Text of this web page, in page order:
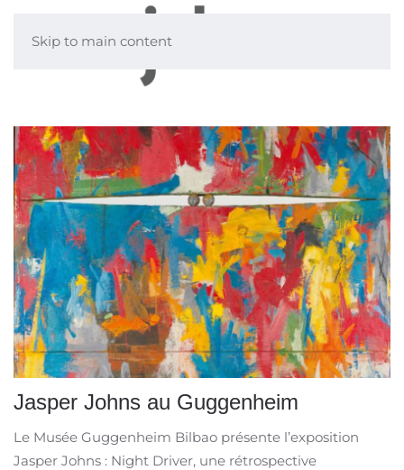
Skip to main content
Jasper Johns au Guggenheim
Le Musée Guggenheim Bilbao présente l’exposition
Jasper Johns : Night Driver, une rétrospective